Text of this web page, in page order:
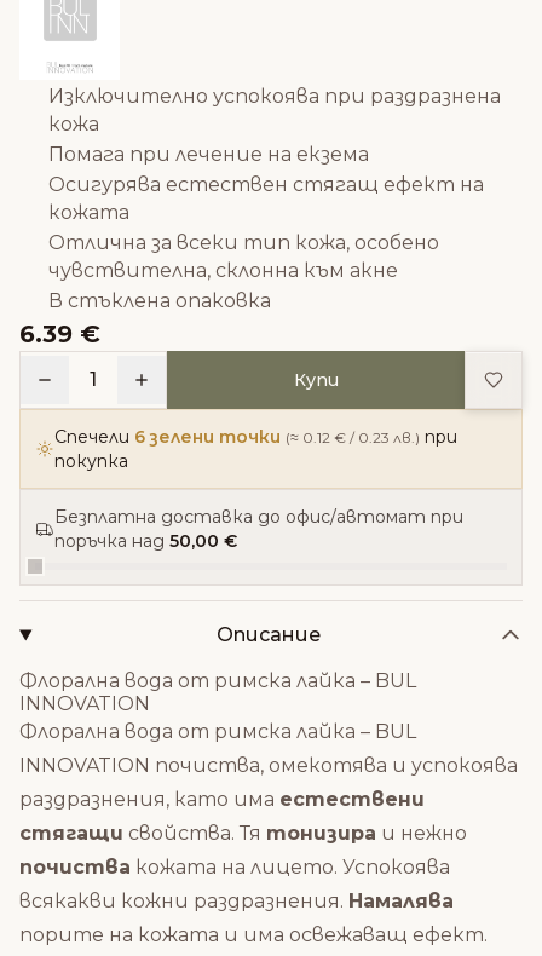
Изключително успокоява при раздразнена
кожа
Помага при лечение на екзема
Осигурява естествен стягащ ефект на
кожата
Отлична за всеки тип кожа, особено
чувствителна, склонна към акне
В стъклена опаковка
6.39 €
1 Купи
Спечели 6 зелени точки (≈ 0.12 € / 0.23 лв.) при
покупка
Безплатна доставка до офис/автомат при
поръчка над 50,00 €
Описание
Флорална вода от римска лайка – BUL
INNOVATION
Флорална вода от римска лайка – BUL
INNOVATION почиства, омекотява и успокоява
раздразнения, като има естествени
стягащи свойства. Тя тонизира и нежно
почиства кожата на лицето. Успокоява
всякакви кожни раздразнения. Намалява
порите на кожата и има освежаващ ефект.